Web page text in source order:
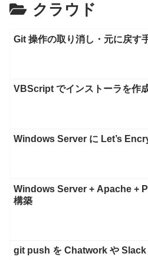
クラウド
Git 操作の取り消し・元に戻す
VBScript でインストーラを作
Windows Server に Let’s
Windows Server + Apache +
構築
git push を Chatwork や Slack